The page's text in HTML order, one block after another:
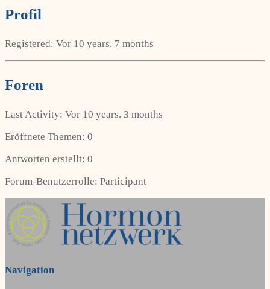
Profil
Registered: Vor 10 years. 7 months
Foren
Last Activity: Vor 10 years. 3 months
Eröffnete Themen: 0
Antworten erstellt: 0
Forum-Benutzerrolle: Participant
Navigation